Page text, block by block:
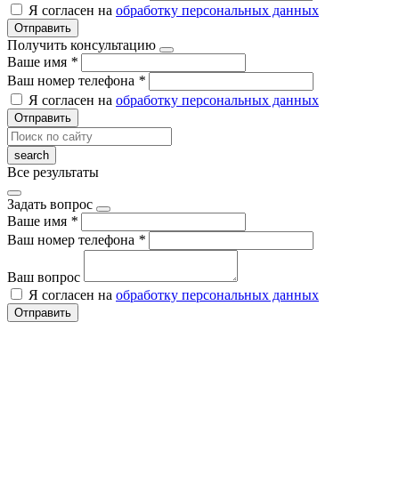
Я согласен на обработку персональных данных
Отправить
Получить консультацию
Ваше имя *
Ваш номер телефона *
Я согласен на обработку персональных данных
Отправить
Все результаты
Задать вопрос
Ваше имя *
Ваш номер телефона *
Ваш вопрос
Я согласен на обработку персональных данных
Отправить